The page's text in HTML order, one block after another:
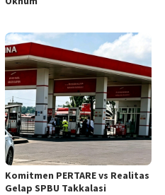
Komitmen PERTARE vs Realitas
Gelap SPBU Takkalasi